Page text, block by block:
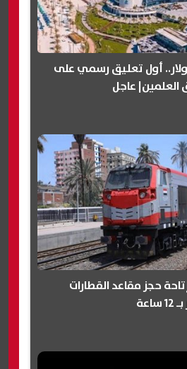
أزمة الـ 1000 دولار.. أول تعليق رسمي على
عاجل
حجز مقاعد القطارات